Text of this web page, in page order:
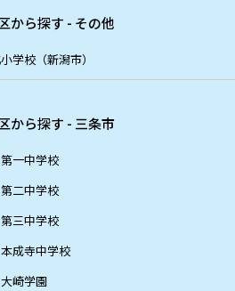
から探す - その他
学校（新潟市）
から探す - 三条市
第一中学校
第二中学校
第三中学校
本成寺中学校
大崎学園